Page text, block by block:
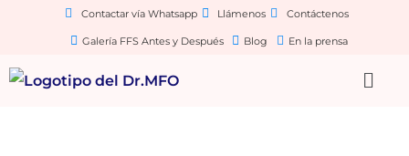
Contactar vía Whatsapp Llámenos Contáctenos
Galería FFS Antes y Después Blog En la prensa